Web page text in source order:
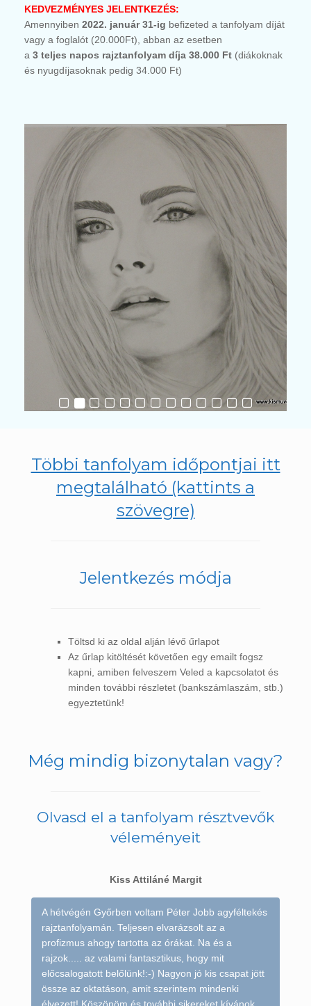
KEDVEZMÉNYES JELENTKEZÉS:
Amennyiben 2022. január 31-ig befizeted a tanfolyam díját
vagy a foglalót (20.000Ft), abban az esetben
a 3 teljes napos rajztanfolyam díja 38.000 Ft (diákoknak
és nyugdíjasoknak pedig 34.000 Ft)
Többi tanfolyam időpontjai itt
megtalálható (kattints a
szövegre)
Jelentkezés módja
Töltsd ki az oldal alján lévő űrlapot
Az űrlap kitöltését követően egy emailt fogsz
kapni, amiben felveszem Veled a kapcsolatot és
minden további részletet (bankszámlaszám, stb.)
egyeztetünk!
Még mindig bizonytalan vagy?
Olvasd el a tanfolyam résztvevők
véleményeit
Kiss Attiláné Margit
A hétvégén Győrben voltam Péter Jobb agyféltekés
rajztanfolyamán. Teljesen elvarázsolt az a
profizmus ahogy tartotta az órákat. Na és a
rajzok..... az valami fantasztikus, hogy mit
előcsalogatott belőlünk!:-) Nagyon jó kis csapat jött
össze az oktatáson, amit szerintem mindenki